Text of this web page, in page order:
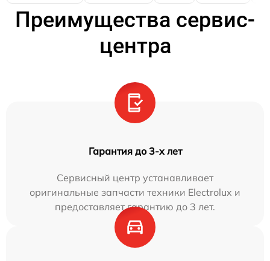
Преимущества сервис-
центра
Гарантия до 3-х лет
Сервисный центр устанавливает
оригинальные запчасти техники Electrolux и
предоставляет гарантию до 3 лет.